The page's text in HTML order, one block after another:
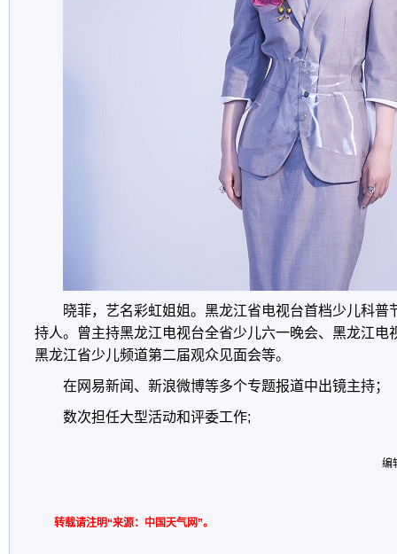
晓菲，艺名彩虹姐姐。黑龙江省电视台首档少儿科普
持人。曾主持黑龙江电视台全省少儿六一晚会、黑龙江电
黑龙江省少儿频道第二届观众见面会等。
在网易新闻、新浪微博等多个专题报道中出镜主持；
数次担任大型活动和评委工作;
编
转载请注明“来源：中国天气网”。